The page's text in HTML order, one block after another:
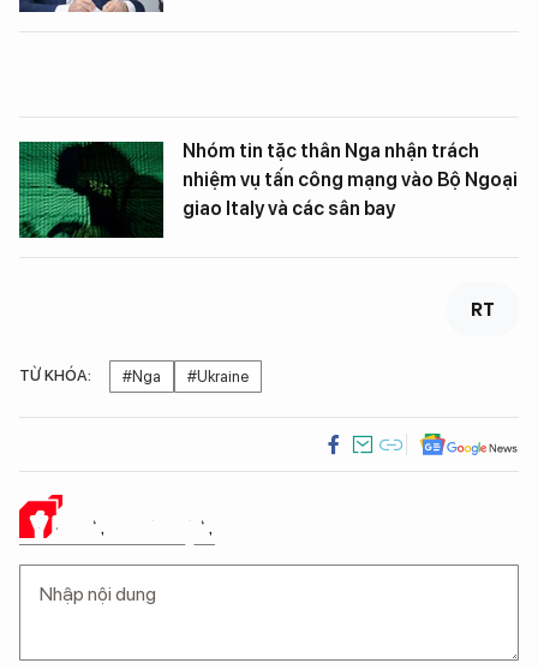
Nhóm tin tặc thân Nga nhận trách
nhiệm vụ tấn công mạng vào Bộ Ngoại
giao Italy và các sân bay
RT
TỪ KHÓA: #Nga #Ukraine
Ý KIẾN CỦA BẠN